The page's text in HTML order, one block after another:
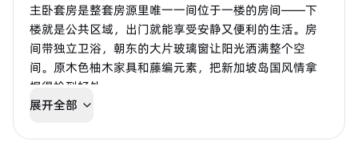
主卧套房是整套房源里唯一一间位于一楼的房间——下
楼就是公共区域，出门就能享受安静又便利的生活。房
间带独立卫浴，朝东的大片玻璃窗让阳光洒满整个空
间。原木色柚木家具和藤编元素，把新加坡岛国风情拿
捏得恰到好处。
1.5米宽双人床｜独立卫浴｜超大衣柜｜学习书桌
展开全部